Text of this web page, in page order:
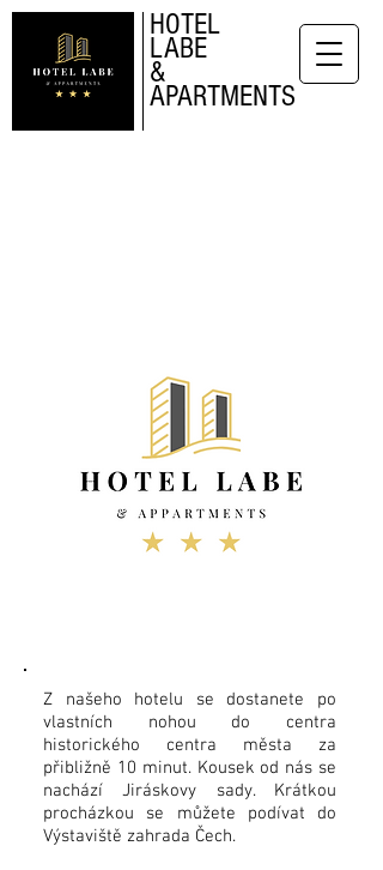
HOTEL
LABE
&
APARTMENTS
Z našeho hotelu se dostanete po
vlastních nohou do centra
historického centra města za
přibližně 10 minut. Kousek od nás se
nachází Jiráskovy sady. Krátkou
procházkou se můžete podívat do
Výstaviště zahrada Čech.